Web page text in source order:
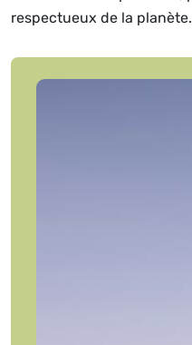
respectueux de la planète.